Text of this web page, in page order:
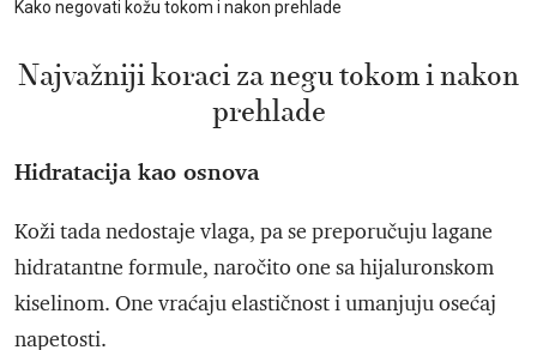
Kako negovati kožu tokom i nakon prehlade
Najvažniji koraci za negu tokom i nakon
prehlade
Hidratacija kao osnova
Koži tada nedostaje vlaga, pa se preporučuju lagane
hidratantne formule, naročito one sa hijaluronskom
kiselinom. One vraćaju elastičnost i umanjuju osećaj
napetosti.